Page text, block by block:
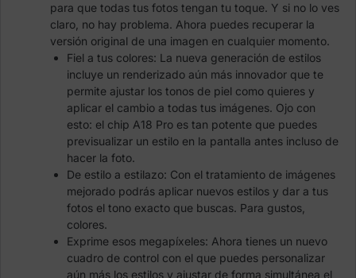
para que todas tus fotos tengan tu toque. Y si no lo ves
claro, no hay problema. Ahora puedes recuperar la
versión original de una imagen en cualquier momento.
Fiel a tus colores: La nueva generación de estilos
incluye un renderizado aún más innovador que te
permite ajustar los tonos de piel como quieres y
aplicar el cambio a todas tus imágenes. Ojo con
esto: el chip A18 Pro es tan potente que puedes
previsualizar un estilo en la pantalla antes incluso de
hacer la foto.
De estilo a estilazo: Con el tratamiento de imágenes
mejorado podrás aplicar nuevos estilos y dar a tus
fotos el tono exacto que buscas. Para gustos,
colores.
Exprime esos megapíxeles: Ahora tienes un nuevo
cuadro de control con el que puedes personalizar
aún más los estilos y ajustar de forma simultánea el